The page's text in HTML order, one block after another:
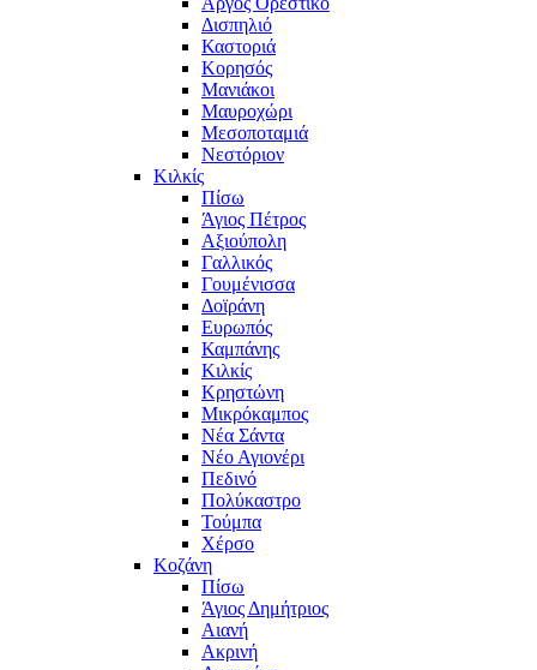
Δισπηλιό
Καστοριά
Κορησός
Μανιάκοι
Μαυροχώρι
Μεσοποταμιά
Νεστόριον
Κιλκίς
Πίσω
Άγιος Πέτρος
Αξιούπολη
Γαλλικός
Γουμένισσα
Δοϊράνη
Ευρωπός
Καμπάνης
Κιλκίς
Κρηστώνη
Μικρόκαμπος
Νέα Σάντα
Νέο Αγιονέρι
Πεδινό
Πολύκαστρο
Τούμπα
Χέρσο
Κοζάνη
Πίσω
Άγιος Δημήτριος
Αιανή
Ακρινή